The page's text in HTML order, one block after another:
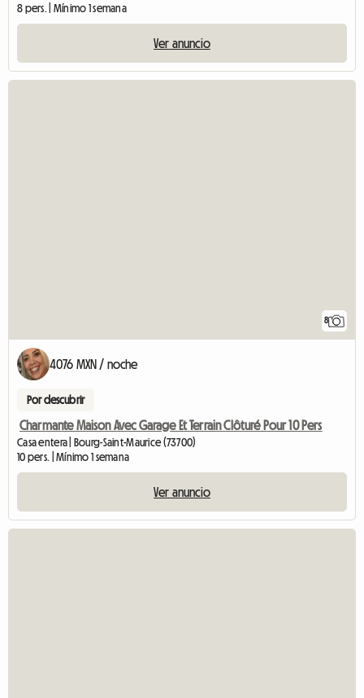
8 pers. | Mínimo 1 semana
Ver anuncio
8
4076 MXN / noche
Por descubrir
Charmante Maison Avec Garage Et Terrain Clôturé Pour 10 Pers
Casa entera | Bourg-Saint-Maurice (73700)
10 pers. | Mínimo 1 semana
Ver anuncio